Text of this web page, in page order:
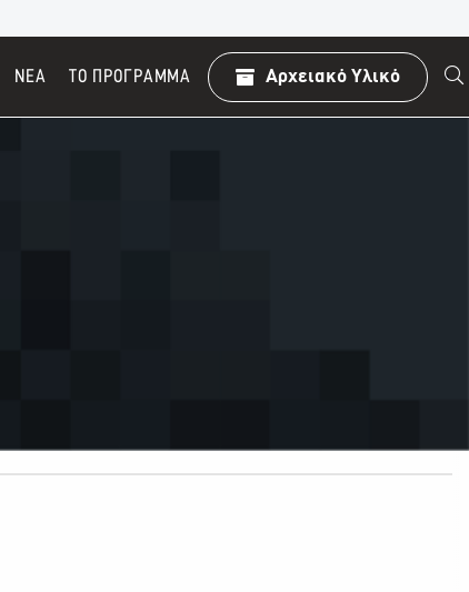
ΝΕΑ TO ΠΡΌΓΡΑΜΜΑ Αρχειακό Υλικό